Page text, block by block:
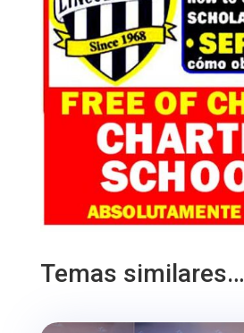
Temas similares…